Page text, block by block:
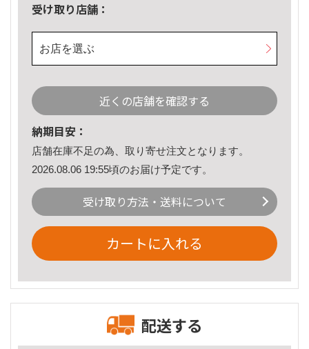
受け取り店舗：
お店を選ぶ
近くの店舗を確認する
納期目安：
店舗在庫不足の為、取り寄せ注文となります。
2026.08.06 19:55頃のお届け予定です。
受け取り方法・送料について
カートに入れる
配送する